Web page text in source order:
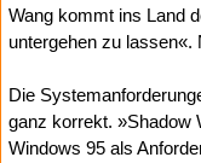
Wang kommt ins Land
untergehen zu
Die
ganz korrekt. »Shadow
Windows 95 als